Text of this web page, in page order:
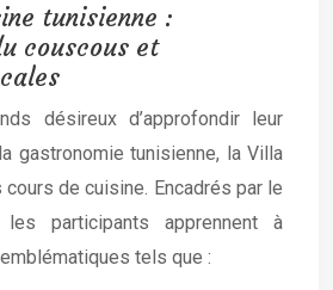
tunisienne :
couscous et
désireux d’approfondir leur
gastronomie tunisienne, la Villa
de cuisine. Encadrés par le
participants apprennent à
tels que :